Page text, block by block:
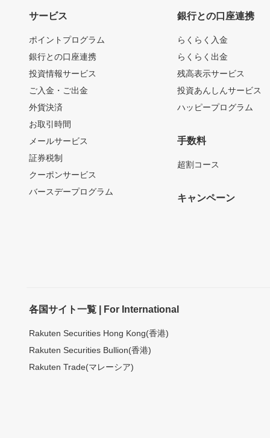
サービス
ポイントプログラム
銀行との口座連携
投資情報サービス
ご入金・ご出金
外貨決済
お取引時間
メールサービス
証券税制
クーポンサービス
バースデープログラム
銀行との口座連携
らくらく入金
らくらく出金
残高表示サービス
投資あんしんサービス
ハッピープログラム
手数料
超割コース
キャンペーン
各国サイト一覧 | For International
Rakuten Securities Hong Kong(香港)
Rakuten Securities Bullion(香港)
Rakuten Trade(マレーシア)